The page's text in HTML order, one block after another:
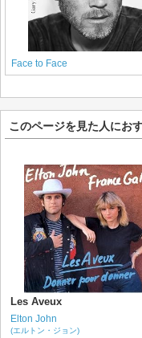
Face to Face
このページを見た人にお
Les Aveux
Elton John
(エルトン・ジョン)